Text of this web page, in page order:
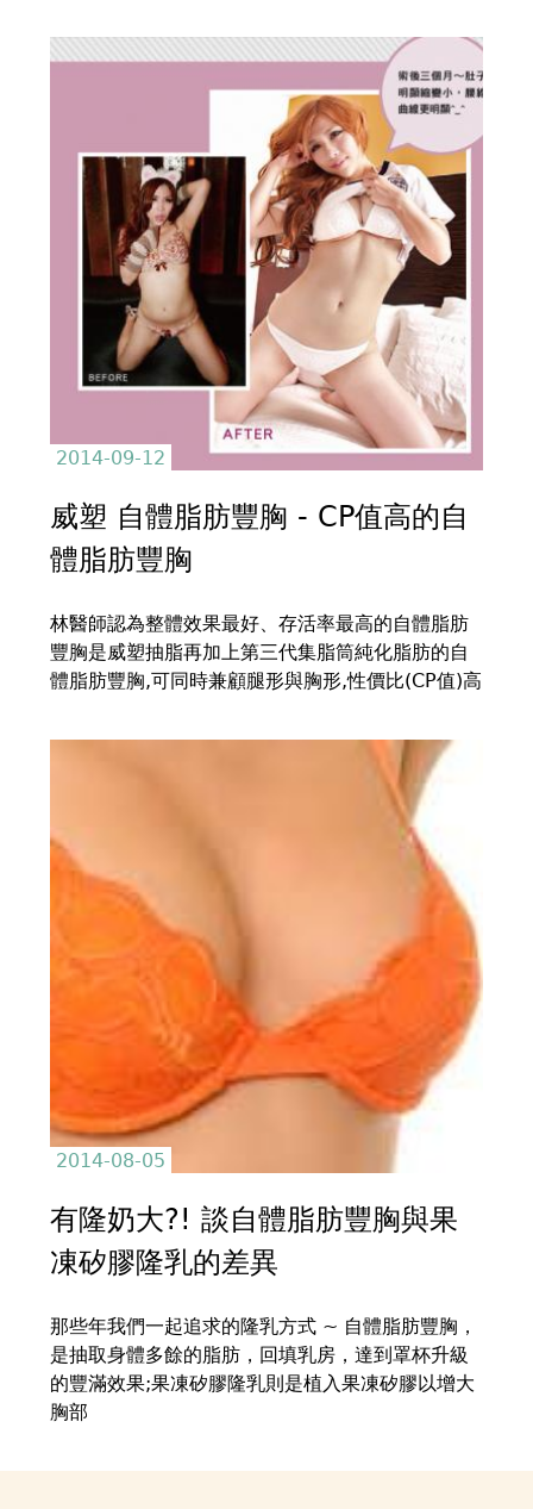
2014-09-12
威塑 自體脂肪豐胸 - CP值高的自
體脂肪豐胸
林醫師認為整體效果最好、存活率最高的自體脂肪
豐胸是威塑抽脂再加上第三代集脂筒純化脂肪的自
體脂肪豐胸,可同時兼顧腿形與胸形,性價比(CP值)高
2014-08-05
有隆奶大?! 談自體脂肪豐胸與果
凍矽膠隆乳的差異
那些年我們一起追求的隆乳方式 ~ 自體脂肪豐胸，
是抽取身體多餘的脂肪，回填乳房，達到罩杯升級
的豐滿效果;果凍矽膠隆乳則是植入果凍矽膠以增大
胸部